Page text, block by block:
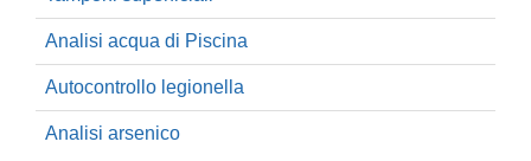
Analisi acqua di Piscina
Autocontrollo legionella
Analisi arsenico